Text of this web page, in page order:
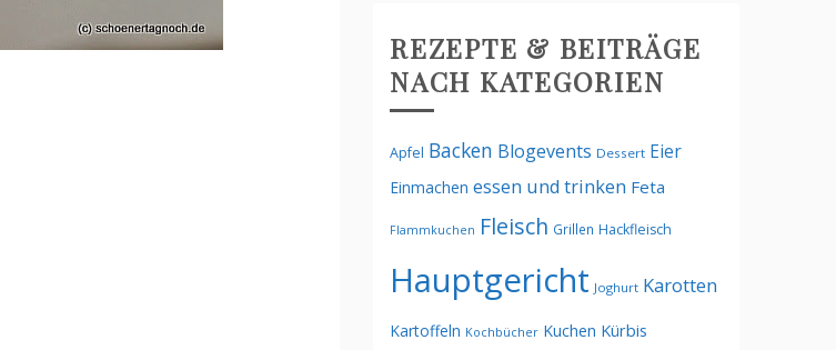
REZEPTE & BEITRÄGE
NACH KATEGORIEN
Apfel Backen Blogevents Dessert Eier
Einmachen essen und trinken Feta
Flammkuchen Fleisch Grillen Hackfleisch
Hauptgericht Joghurt Karotten
Kartoffeln Kochbücher Kuchen Kürbis